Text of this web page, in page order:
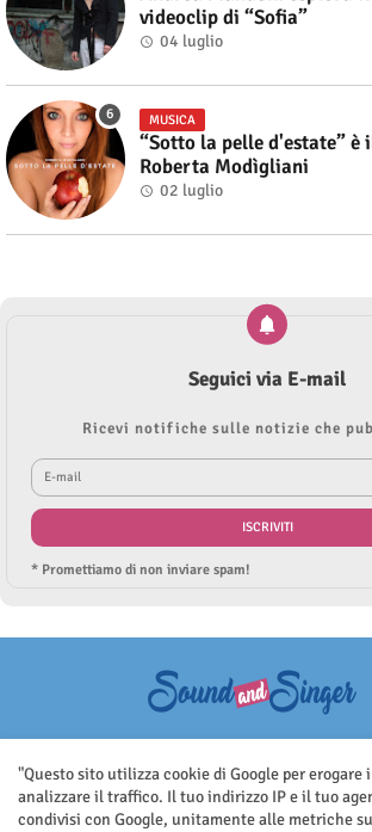
videoclip di “Sofia”
04 luglio
MUSICA
“Sotto la pelle d'estate” è
Roberta Modìgliani
02 luglio
Seguici via E-mail
Ricevi notifiche sulle notizie che
* Promettiamo di non inviare spam!
aggiornato senza nessuna periodicità. Non può
un prodotto editoriale ai sensi della legge n.62
"Questo sito utilizza cookie di Google per erogare
analizzare il traffico. Il tuo indirizzo IP e il tuo
condivisi con Google, unitamente alle metriche